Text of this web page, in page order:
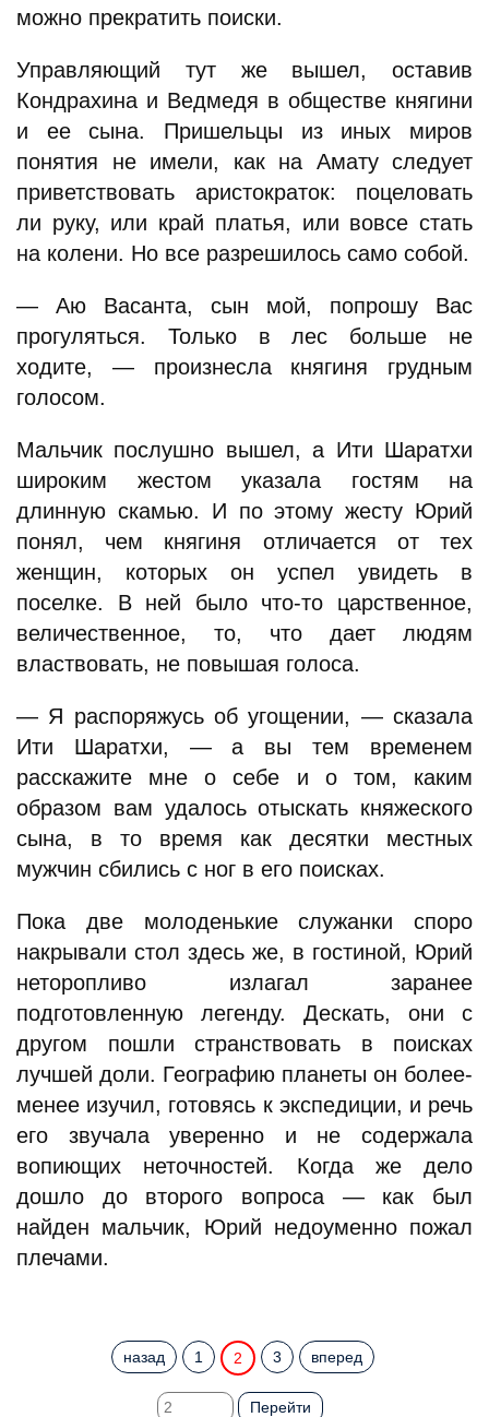
можно прекратить поиски.
Управляющий тут же вышел, оставив
Кондрахина и Ведмедя в обществе княгини
и ее сына. Пришельцы из иных миров
понятия не имели, как на Амату следует
приветствовать аристократок: поцеловать
ли руку, или край платья, или вовсе стать
на колени. Но все разрешилось само собой.
— Аю Васанта, сын мой, попрошу Вас
прогуляться. Только в лес больше не
ходите, — произнесла княгиня грудным
голосом.
Мальчик послушно вышел, а Ити Шаратхи
широким жестом указала гостям на
длинную скамью. И по этому жесту Юрий
понял, чем княгиня отличается от тех
женщин, которых он успел увидеть в
поселке. В ней было что-то царственное,
величественное, то, что дает людям
властвовать, не повышая голоса.
— Я распоряжусь об угощении, — сказала
Ити Шаратхи, — а вы тем временем
расскажите мне о себе и о том, каким
образом вам удалось отыскать княжеского
сына, в то время как десятки местных
мужчин сбились с ног в его поисках.
Пока две молоденькие служанки споро
накрывали стол здесь же, в гостиной, Юрий
неторопливо излагал заранее
подготовленную легенду. Дескать, они с
другом пошли странствовать в поисках
лучшей доли. Географию планеты он более-
менее изучил, готовясь к экспедиции, и речь
его звучала уверенно и не содержала
вопиющих неточностей. Когда же дело
дошло до второго вопроса — как был
найден мальчик, Юрий недоуменно пожал
плечами.
назад 1 2 3 вперед
Перейти